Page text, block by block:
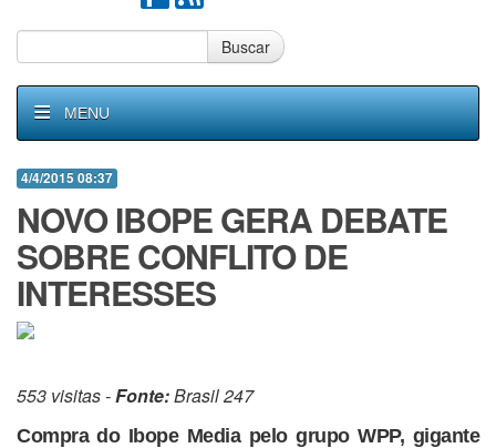
Buscar
MENU
4/4/2015 08:37
NOVO IBOPE GERA DEBATE
SOBRE CONFLITO DE
INTERESSES
553 visitas -Fonte:Brasil 247
Compra do Ibope Media pelo grupo WPP, gigante